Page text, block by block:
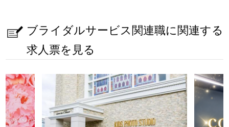
ブライダルサービス関連職に関連する
求人票を見る